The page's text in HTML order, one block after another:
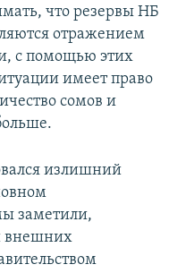
что резервы НБ
отражением
с помощью этих
имеет право
сомов и
излишний
заметили,
внешних